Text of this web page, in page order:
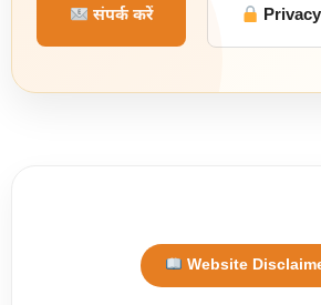
संपर्क करें
Website